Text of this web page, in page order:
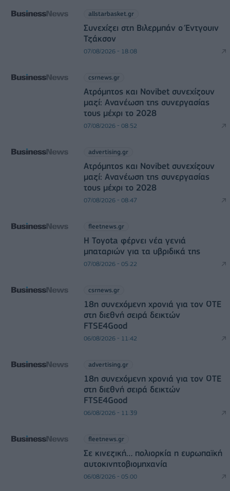
allstarbasket.gr
Συνεχίζει στη Βιλερμπάν ο Έντγουιν
Τζάκσον
07/08/2026 - 18:08
csrnews.gr
Ατρόμητος και Novibet συνεχίζουν
μαζί: Ανανέωση της συνεργασίας
τους μέχρι το 2028
07/08/2026 - 08:52
advertising.gr
Ατρόμητος και Novibet συνεχίζουν
μαζί: Ανανέωση της συνεργασίας
τους μέχρι το 2028
07/08/2026 - 08:47
fleetnews.gr
Η Toyota φέρνει νέα γενιά
μπαταριών για τα υβριδικά της
07/08/2026 - 05:22
csrnews.gr
18η συνεχόμενη χρονιά για τον ΟΤΕ
στη διεθνή σειρά δεικτών
FTSE4Good
06/08/2026 - 11:42
advertising.gr
18η συνεχόμενη χρονιά για τον ΟΤΕ
στη διεθνή σειρά δεικτών
FTSE4Good
06/08/2026 - 11:39
fleetnews.gr
Σε κινεζική… πολιορκία η ευρωπαϊκή
αυτοκινητοβιομηχανία
06/08/2026 - 05:00